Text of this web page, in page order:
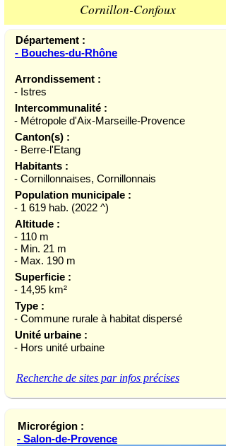
Cornillon-Confoux
Département :
- Bouches-du-Rhône
Arrondissement :
- Istres
Intercommunalité :
- Métropole d'Aix-Marseille-Provence
Canton(s) :
- Berre-l'Etang
Habitants :
- Cornillonnaises, Cornillonnais
Population municipale :
- 1 619 hab. (2022 ^)
Altitude :
- 110 m
- Min. 21 m
- Max. 190 m
Superficie :
- 14,95 km²
Type :
- Commune rurale à habitat dispersé
Unité urbaine :
- Hors unité urbaine
Recherche de sites par infos précises
Microrégion :
- Salon-de-Provence